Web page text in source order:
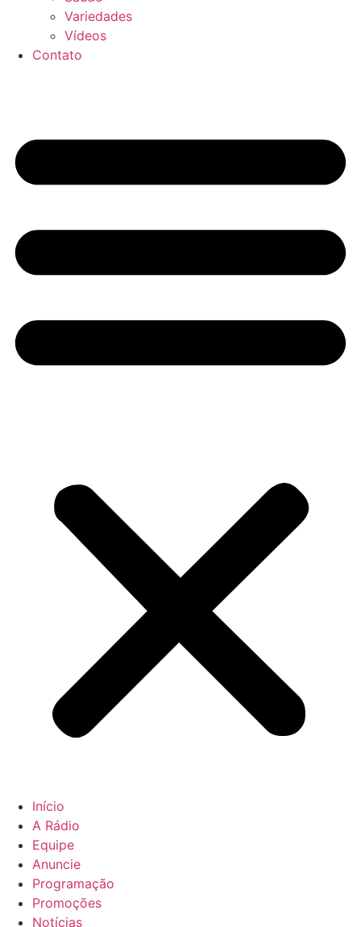
Variedades
Vídeos
Contato
Início
A Rádio
Equipe
Anuncie
Programação
Promoções
Notícias